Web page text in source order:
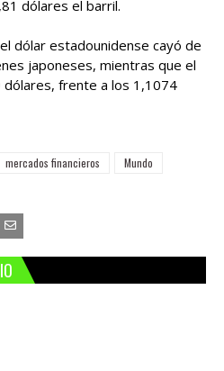
dólares el barril.
dólar estadounidense cayó de
japoneses, mientras que el
frente a los 1,1074
mercados financieros
Mundo